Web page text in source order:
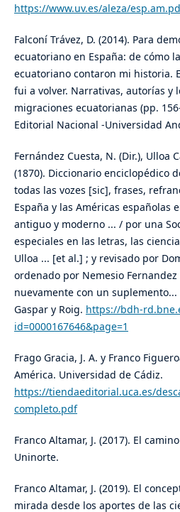
https://www.uv.es/aleza/
Falconí Trávez, D. (2014). Para
ecuatoriano en España: de cómo
ecuatoriano contaron mi historia.
fui a volver. Narrativas, autorías y
migraciones ecuatorianas (pp.
Editorial Nacional -Universidad
Fernández Cuesta, N. (Dir.), Ulloa
(1870). Diccionario enciclopédico
todas las vozes [sic], frases,
España y las Américas españolas
antiguo y moderno ... / por una
especiales en las letras, las
Ulloa ... [et al.] ; y revisado por
ordenado por Nemesio
nuevamente con un
Gaspar y Roig. https://bdh-
id=0000167646&page=1
Frago Gracia, J. A. y Franco
América. Universidad de Cádiz.
https://tiendaeditorial.uca.es/
completo.pdf
Franco Altamar, J. (2017). El
Uninorte.
Franco Altamar, J. (2019). El
mirada desde los aportes de las